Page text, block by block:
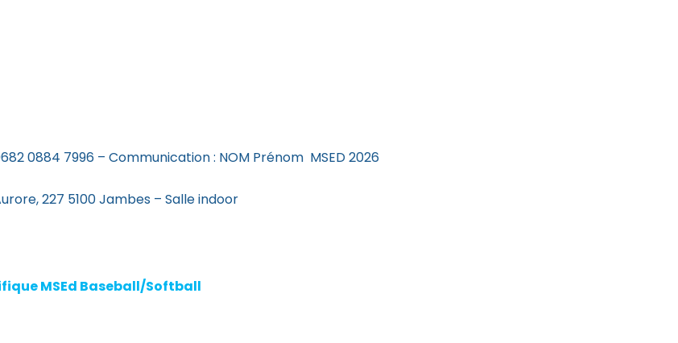
0884 7996 – Communication : NOM Prénom MSED 2026
227 5100 Jambes – Salle indoor
MSEd Baseball/Softball